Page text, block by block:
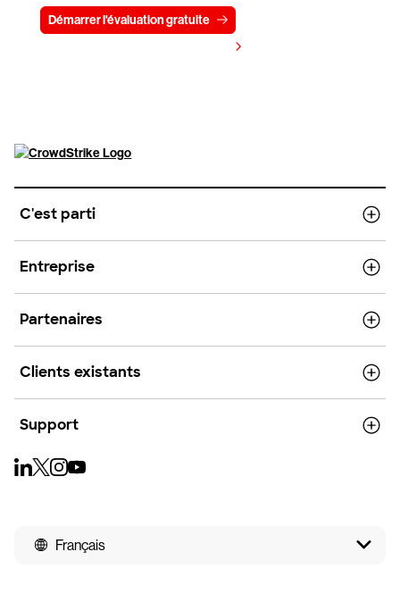
Démarrer l'évaluation gratuite
C'est parti
Entreprise
Partenaires
Clients existants
Support
Français